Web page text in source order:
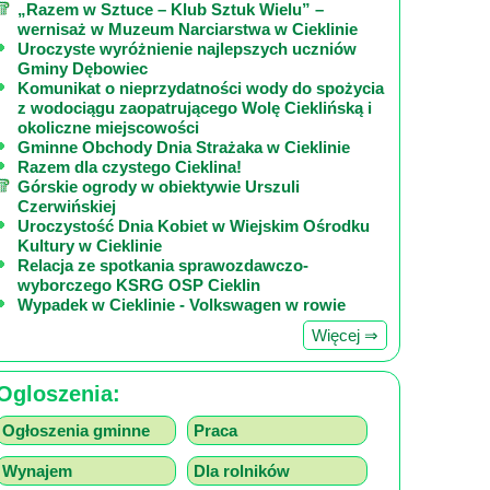
„Razem w Sztuce – Klub Sztuk Wielu” –
wernisaż w Muzeum Narciarstwa w Cieklinie
Uroczyste wyróżnienie najlepszych uczniów
Gminy Dębowiec
Komunikat o nieprzydatności wody do spożycia
z wodociągu zaopatrującego Wolę Cieklińską i
okoliczne miejscowości
Gminne Obchody Dnia Strażaka w Cieklinie
Razem dla czystego Cieklina!
Górskie ogrody w obiektywie Urszuli
Czerwińskiej
Uroczystość Dnia Kobiet w Wiejskim Ośrodku
Kultury w Cieklinie
Relacja ze spotkania sprawozdawczo-
wyborczego KSRG OSP Cieklin
Wypadek w Cieklinie - Volkswagen w rowie
Więcej ⇒
Ogłoszenia gminne Praca
Wynajem Dla rolników